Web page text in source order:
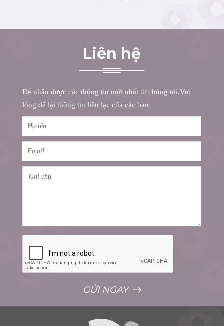
Liên hệ
Để nhận được các thông tin mới nhất từ chúng tôi.Vui
lòng để lại thông tin liên lạc của các bạn
GỬI NGAY